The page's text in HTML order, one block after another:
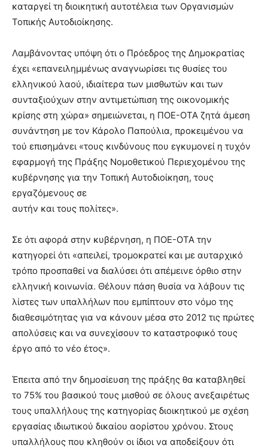
καταργεί τη διοικητική αυτοτέλεια των Οργανισμών
Τοπικής Αυτοδιοίκησης.
Λαμβάνοντας υπόψη ότι ο Πρόεδρος της Δημοκρατίας
έχει «επανειλημμένως αναγνωρίσει τις θυσίες του
ελληνικού λαού, ιδιαίτερα των μισθωτών και των
συνταξιούχων στην αντιμετώπιση της οικονομικής
κρίσης στη χώρα» σημειώνεται, η ΠΟΕ-ΟΤΑ ζητά άμεση
συνάντηση με τον Κάρολο Παπούλια, προκειμένου να
τού επισημάνει «τους κινδύνους που εγκυμονεί η τυχόν
εφαρμογή της Πράξης Νομοθετικού Περιεχομένου της
κυβέρνησης για την Τοπική Αυτοδιοίκηση, τους
εργαζόμενους σε
αυτήν και τους πολίτες».
Σε ότι αφορά στην κυβέρνηση, η ΠΟΕ-ΟΤΑ την
κατηγορεί ότι «απειλεί, τρομοκρατεί και με αυταρχικό
τρόπο προσπαθεί να διαλύσει ότι απέμεινε όρθιο στην
ελληνική κοινωνία. Θέλουν πάση θυσία να λάβουν τις
λίστες των υπαλλήλων που εμπίπτουν στο νόμο της
διαθεσιμότητας για να κάνουν μέσα στο 2012 τις πρώτες
απολύσεις και να συνεχίσουν το καταστροφικό τους
έργο από το νέο έτος».
Έπειτα από την δημοσίευση της πράξης θα καταβληθεί
το 75% του βασικού τους μισθού σε όλους ανεξαιρέτως
τους υπαλλήλους της κατηγορίας διοικητικού με σχέση
εργασίας ιδιωτικού δικαίου αορίστου χρόνου. Στους
υπαλλήλους που κληθούν οι ίδιοι να αποδείξουν ότι